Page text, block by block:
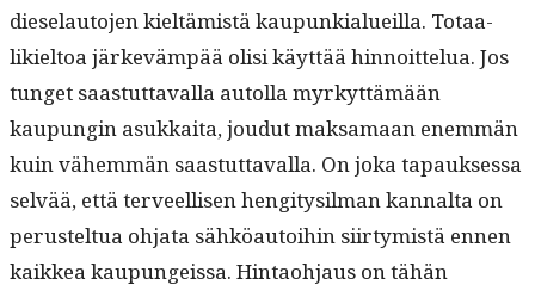
diese­lau­to­jen kieltämistä kaupunkialueil­la. Totaa­
likiel­toa järkeväm­pää olisi käyt­tää hin­noit­telua. Jos
tunget saas­tut­taval­la autol­la myrkyt­tämään
kaupun­gin asukkai­ta, joudut mak­samaan enem­män
kuin vähem­män saas­tut­taval­la. On joka tapauk­ses­sa
selvää, että ter­veel­lisen hen­gi­tysil­man kannal­ta on
perustel­tua ohja­ta sähköau­toi­hin siir­tymistä ennen
kaikkea kaupungeis­sa. Hin­tao­h­jaus on tähän